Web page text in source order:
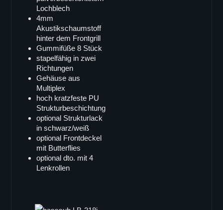
VB-218
SB-82
LB-218i
SB-218
Single 15"
LB-15
LB-15MK-II
SB-15
X-ray sub
Doppel 15"
VB-52
Lochblech
4mm
Akustikschaumstoff
hinter dem Frontgrill
Gummifüße 8 Stück
stapelfähig in zwei
Richtungen
Gehäuse aus
Multiplex
hoch kratzfeste PU
Strukturbeschichtung
optional Strukturlack
in schwarz/weiß
optional Frontdeckel
mit Butterflies
optional dto. mit 4
Lenkrollen